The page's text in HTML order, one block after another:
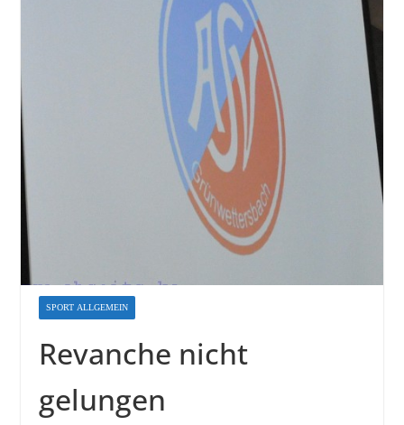
SPORT ALLGEMEIN
Revanche nicht
gelungen